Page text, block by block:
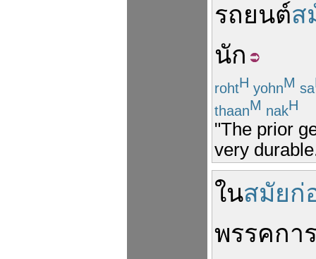
รถยนต์ส
นัก
rohtH yohnM sa
thaanM nakH
"The prior
very
ในสมัยก่
พรรคกา